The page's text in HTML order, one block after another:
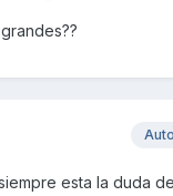
esta la duda